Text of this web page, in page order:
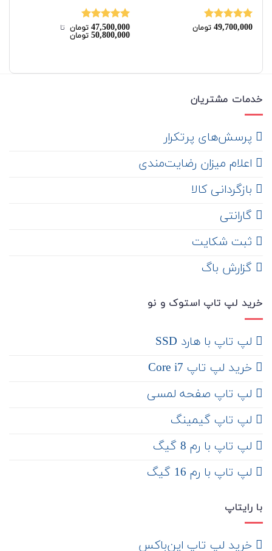
نمره5.00
49,700,000 تومان نمره5.00
از 5
47,500,000 تومان‌ تا ‌
50,800,000 تومان
خدمات مشتریان
‌ پرسش‌های پرتکرار
اعلام میزان رضایت‌مندی
‌ بازگردانی کالا
گارانتی
ثبت شکایت
‌ گزارش باگ
خرید لپ تاپ استوک و نو
لپ تاپ با هارد SSD
خرید لپ تاپ Core i7
لپ تاپ صفحه لمسی
لپ تاپ گیمینگ
لپ تاپ با رم 8 گیگ
لپ تاپ با رم 16 گیگ
با رایتاپ
‌ خرید لپ تاپ اپن‌باکس